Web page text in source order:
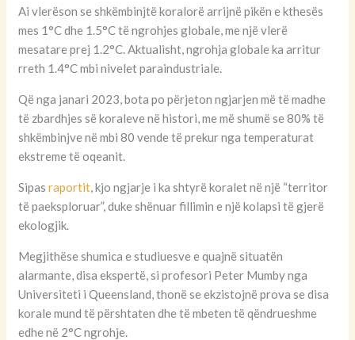
Ai vlerëson se shkëmbinjtë koralorë arrijnë pikën e kthesës
mes 1°C dhe 1.5°C të ngrohjes globale, me një vlerë
mesatare prej 1.2°C. Aktualisht, ngrohja globale ka arritur
rreth 1.4°C mbi nivelet paraindustriale.
Që nga janari 2023, bota po përjeton ngjarjen më të madhe
të zbardhjes së koraleve në histori, me më shumë se 80% të
shkëmbinjve në mbi 80 vende të prekur nga temperaturat
ekstreme të oqeanit.
Sipasraportit , kjo ngjarje i ka shtyrë koralet në një “territor
të paeksploruar”, duke shënuar fillimin e një kolapsi të gjerë
ekologjik.
Megjithëse shumica e studiuesve e quajnë situatën
alarmante, disa ekspertë, si profesori Peter Mumby nga
Universiteti i Queensland, thonë se ekzistojnë prova se disa
korale mund të përshtaten dhe të mbeten të qëndrueshme
edhe në 2°C ngrohje.